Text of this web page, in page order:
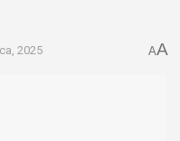
2025 AA